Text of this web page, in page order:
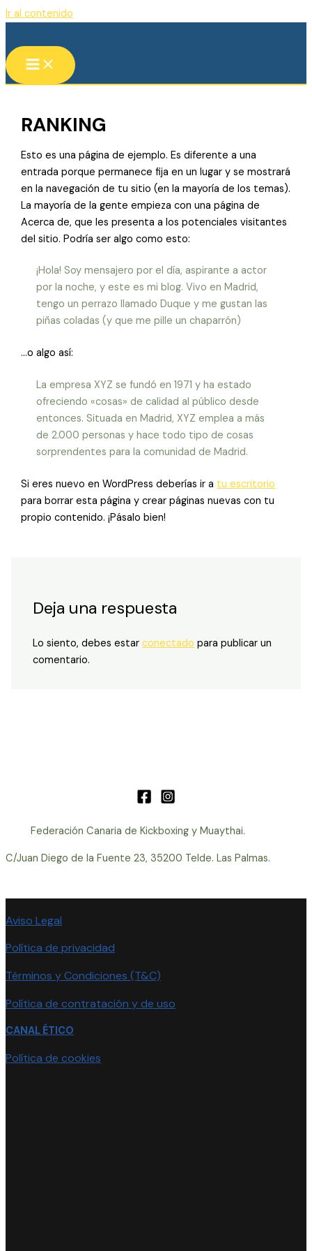
Ir al contenido
RANKING
Esto es una página de ejemplo. Es diferente a una
entrada porque permanece fija en un lugar y se mostrará
en la navegación de tu sitio (en la mayoría de los temas).
La mayoría de la gente empieza con una página de
Acerca de, que les presenta a los potenciales visitantes
del sitio. Podría ser algo como esto:
¡Hola! Soy mensajero por el día, aspirante a actor
por la noche, y este es mi blog. Vivo en Madrid,
tengo un perrazo llamado Duque y me gustan las
piñas coladas (y que me pille un chaparrón)
…o algo así:
La empresa XYZ se fundó en 1971 y ha estado
ofreciendo «cosas» de calidad al público desde
entonces. Situada en Madrid, XYZ emplea a más
de 2.000 personas y hace todo tipo de cosas
sorprendentes para la comunidad de Madrid.
Si eres nuevo en WordPress deberías ir a tu escritorio
para borrar esta página y crear páginas nuevas con tu
propio contenido. ¡Pásalo bien!
Deja una respuesta
Lo siento, debes estarconectado para publicar un
comentario.
Federación Canaria de Kickboxing y Muaythai.
C/Juan Diego de la Fuente 23, 35200 Telde. Las Palmas.
Aviso Legal
Política de privacidad
Términos y Condiciones (T&C)
Política de contratación y de uso
CANAL ÉTICO
Política de cookies